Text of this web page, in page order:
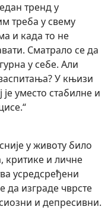
тренд у
треба у свему
и када то не
Сматрало се да
у себе. Али
У књизи
је уместо стабилне и
у животу било
критике и личне
усредсређени
да изграде чврсте
и депресивни.